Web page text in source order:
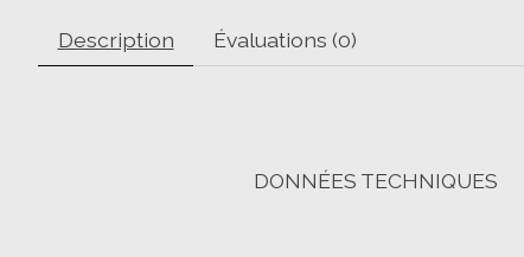
Description Évaluations (0)
DONNÉES TECHNIQUES